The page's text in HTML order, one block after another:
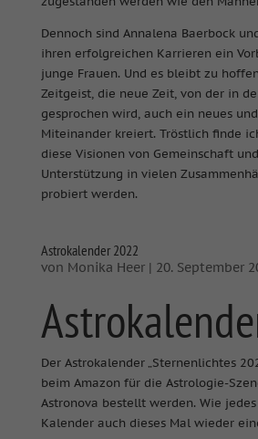
Dennoch sind Annalena Baerbock
ihren erfolgreichen Karrieren ein
junge Frauen. Und es bleibt zu
Zeitgeist, die neue Zeit, von der in
gesprochen wird, auch ein neues
Miteinander kreiert. Tröstlich finde
diese Visionen von Gemeinschaft
Unterstützung in vielen
probiert werden.
Astrokalender 2022
von Monika Heer| 20. September
Der Astrokalender „Sternenlichtes
beim Amazon für die Astrologie-
Astronova bestellt werden. Wie
Kalender auch dieses Mal wieder